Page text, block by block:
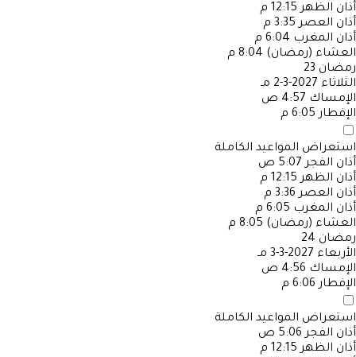
أذان الظهر 12:15 م
أذان العصر 3:35 م
أذان المغرب 6:04 م
العشاء (رمضان) 8:04 م
رمضان 23
الثلاثاء 2027-3-2 مـ
الإمساك 4:57 ص
الإفطار 6:05 م
استعراض المواعيد الكاملة
أذان الفجر 5:07 ص
أذان الظهر 12:15 م
أذان العصر 3:36 م
أذان المغرب 6:05 م
العشاء (رمضان) 8:05 م
رمضان 24
الأربعاء 2027-3-3 مـ
الإمساك 4:56 ص
الإفطار 6:06 م
استعراض المواعيد الكاملة
أذان الفجر 5:06 ص
أذان الظهر 12:15 م